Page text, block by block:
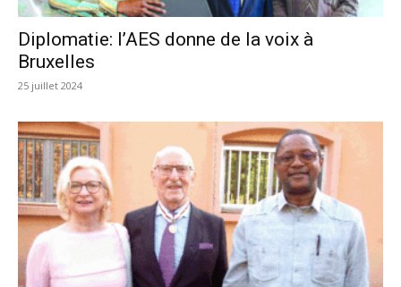
Diplomatie: l’AES donne de la voix à
Bruxelles
25 juillet 2024